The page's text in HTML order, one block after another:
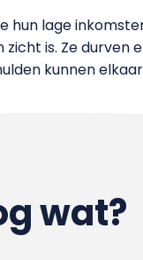
lage
is. Ze durven
kunnen elkaar
wat?